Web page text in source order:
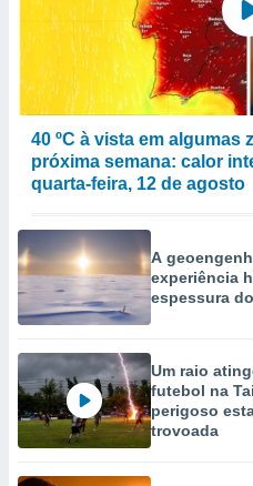
40 ºC à vista em algumas
próxima semana: calor
quarta-feira, 12 de agosto
A
experiência
espessura
Um raio
futebol na
perigoso
trovoada